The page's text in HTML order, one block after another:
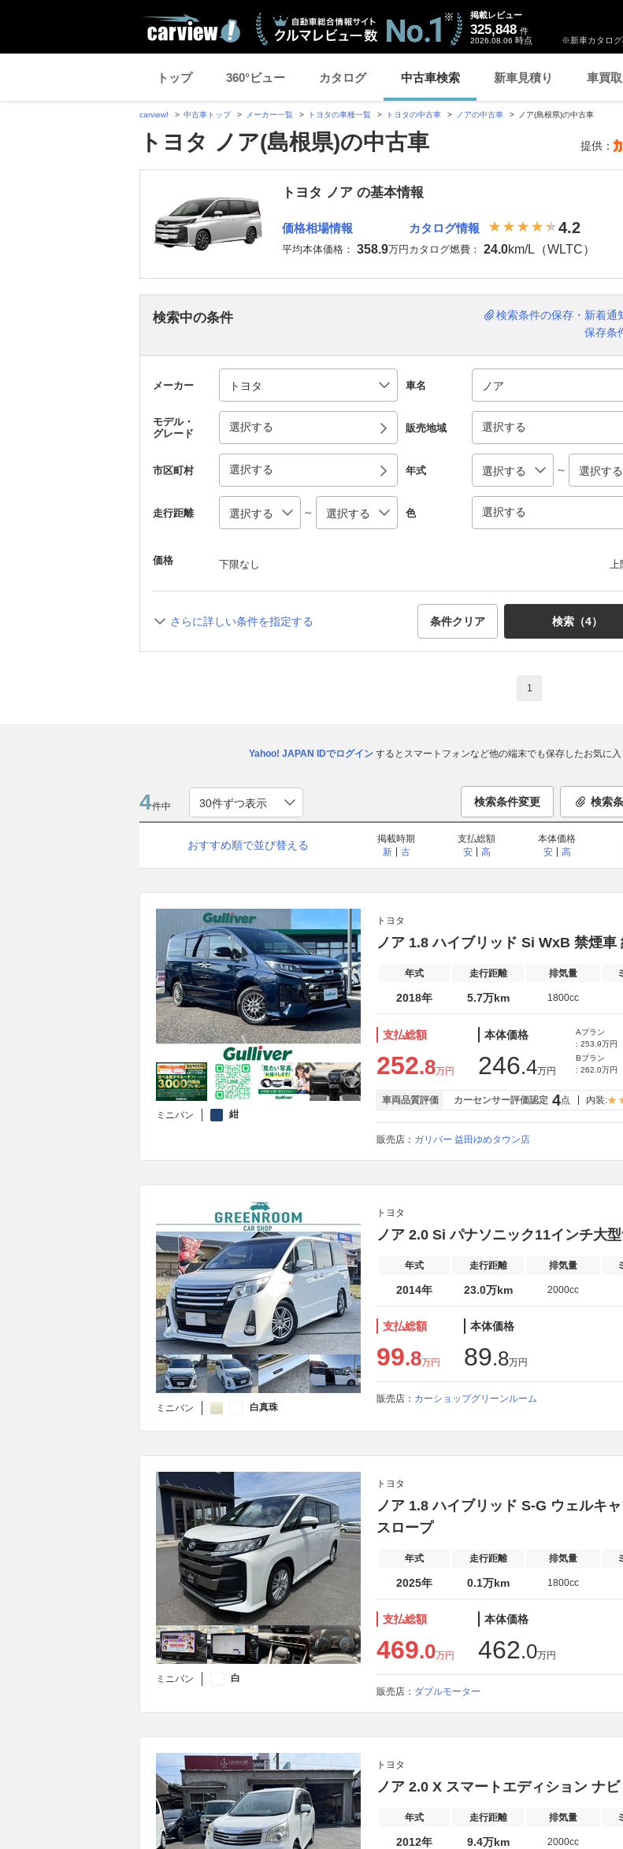
※新車カタログ
掲載レビュー
325,848 件
2026.08.06 時点
トップ 360°ビュー カタログ 中古車検索 新車見積り 車買取
carview! 中古車トップ メーカー一覧 トヨタの車種一覧 トヨタの中古車 ノアの中古車 ノア(島根県)の中古車
トヨタ ノア(島根県)の中古車 提供：
トヨタ ノア の基本情報
価格相場情報
平均本体価格： 358.9万円
カタログ情報 4.2
カタログ燃費： 24.0km/L（WLTC）
検索中の条件
検索条件の保存・新着通
保存条
メーカー 車名
モデル・
グレード
選択する 販売地域 選択する
市区町村 選択する 年式 ～
走行距離 ～ 色 選択する
価格 下限なし 上
さらに詳しい条件を指定する 条件クリア 検索（4）
1
Yahoo! JAPAN IDでログインするとスマートフォンなど他の端末でも保存したお気に入
4件中 検索条件変更 検索
おすすめ順で並び替える
掲載時期
新
古
支払総額
安
高
本体価格
安
高
ミニバン 紺
トヨタ
ノア 1.8 ハイブリッド Si WxB 禁煙
年式 走行距離 排気量
2018年 5.7万km 1800cc
支払総額
252.8万円
本体価格
246.4万円
Aプラン
: 253.9万円
Bプラン
: 262.0万円
車両品質評価 カーセンサー評価認定 4点 内装:
販売店： ガリバー 益田ゆめタウン店
ミニバン 白真珠
トヨタ
ノア 2.0 Si パナソニック11インチ大
年式 走行距離 排気量
2014年 23.0万km 2000cc
支払総額
99.8万円
本体価格
89.8万円
販売店： カーショップグリーンルーム
ミニバン 白
トヨタ
ノア 1.8 ハイブリッド S-G ウェルキ
スロープ
年式 走行距離 排気量
2025年 0.1万km 1800cc
支払総額
469.0万円
本体価格
462.0万円
販売店： ダブルモーター
トヨタ
ノア 2.0 X スマートエディション
年式 走行距離 排気量
2012年 9.4万km 2000cc